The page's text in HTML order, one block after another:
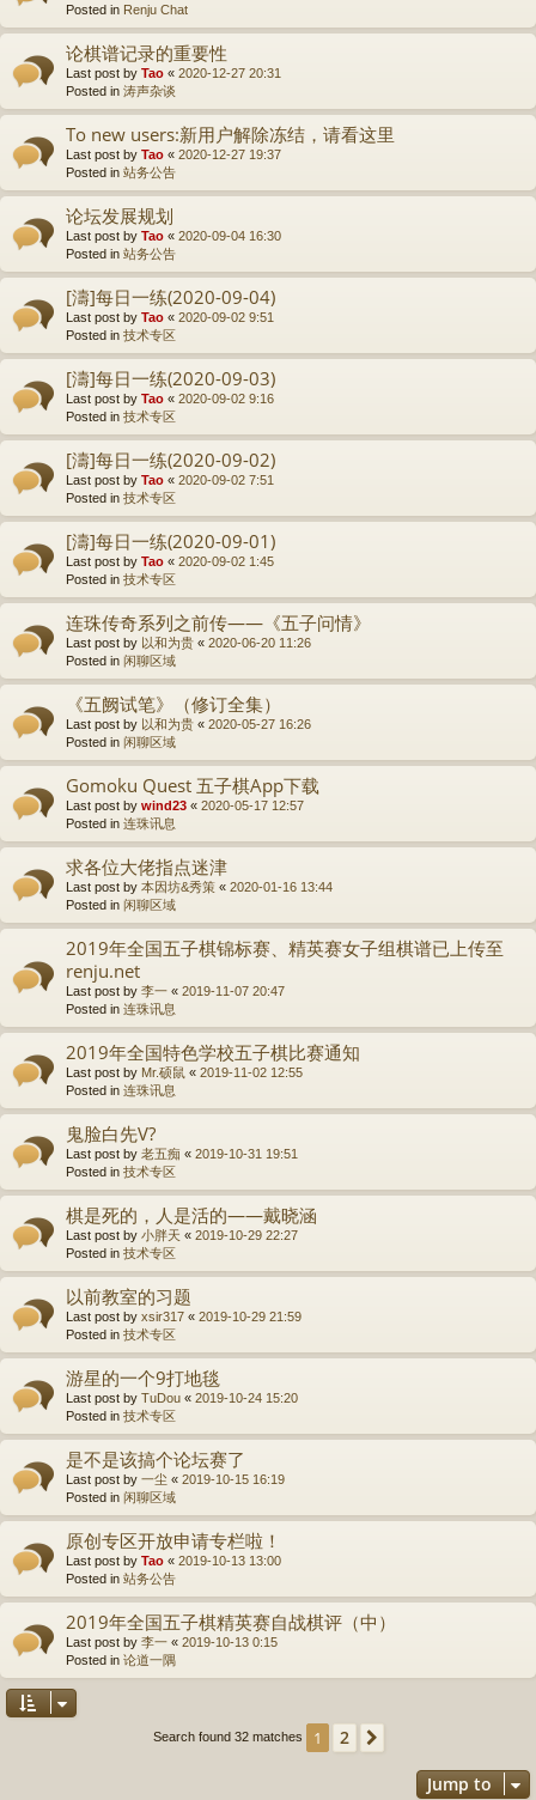
Posted in Renju Chat
论棋谱记录的重要性
Last post by Tao « 2020-12-27 20:31
Posted in 涛声杂谈
To new users:新用户解除冻结，请看这里
Last post by Tao « 2020-12-27 19:37
Posted in 站务公告
论坛发展规划
Last post by Tao « 2020-09-04 16:30
Posted in 站务公告
[濤]每日一练(2020-09-04)
Last post by Tao « 2020-09-02 9:51
Posted in 技术专区
[濤]每日一练(2020-09-03)
Last post by Tao « 2020-09-02 9:16
Posted in 技术专区
[濤]每日一练(2020-09-02)
Last post by Tao « 2020-09-02 7:51
Posted in 技术专区
[濤]每日一练(2020-09-01)
Last post by Tao « 2020-09-02 1:45
Posted in 技术专区
连珠传奇系列之前传——《五子问情》
Last post by 以和为贵 « 2020-06-20 11:26
Posted in 闲聊区域
《五阙试笔》（修订全集）
Last post by 以和为贵 « 2020-05-27 16:26
Posted in 闲聊区域
Gomoku Quest 五子棋App下载
Last post by wind23 « 2020-05-17 12:57
Posted in 连珠讯息
求各位大佬指点迷津
Last post by 本因坊&秀策 « 2020-01-16 13:44
Posted in 闲聊区域
2019年全国五子棋锦标赛、精英赛女子组棋谱已上传至
renju.net
Last post by 李一 « 2019-11-07 20:47
Posted in 连珠讯息
2019年全国特色学校五子棋比赛通知
Last post by Mr.硕鼠 « 2019-11-02 12:55
Posted in 连珠讯息
鬼脸白先V?
Last post by 老五痴 « 2019-10-31 19:51
Posted in 技术专区
棋是死的，人是活的——戴晓涵
Last post by 小胖天 « 2019-10-29 22:27
Posted in 技术专区
以前教室的习题
Last post by xsir317 « 2019-10-29 21:59
Posted in 技术专区
游星的一个9打地毯
Last post by TuDou « 2019-10-24 15:20
Posted in 技术专区
是不是该搞个论坛赛了
Last post by 一尘 « 2019-10-15 16:19
Posted in 闲聊区域
原创专区开放申请专栏啦！
Last post by Tao « 2019-10-13 13:00
Posted in 站务公告
2019年全国五子棋精英赛自战棋评（中）
Last post by 李一 « 2019-10-13 0:15
Posted in 论道一隅
Search found 32 matches 1 2
Jump to